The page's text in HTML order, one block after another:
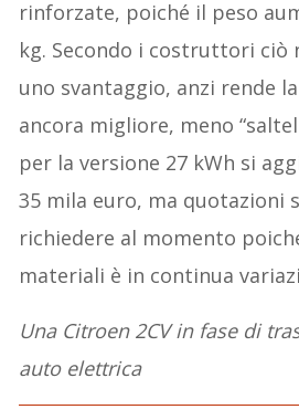
rinforzate, poiché il peso
kg. Secondo i costruttori ciò
uno svantaggio, anzi rende
ancora migliore, meno
per la versione 27 kWh si
35 mila euro, ma quotazioni
richiedere al momento
materiali è in continua
Una Citroen 2CV in fase di
auto elettrica